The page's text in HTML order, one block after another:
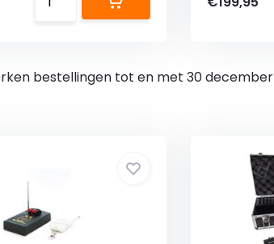
bestellingen tot en met 30 december